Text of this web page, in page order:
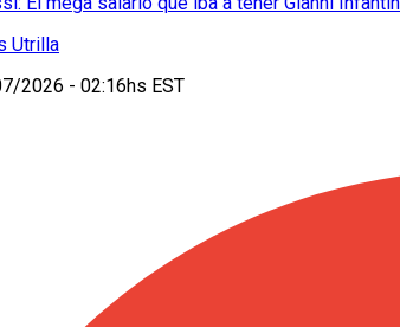
Utrilla
2026 - 02:16hs EST